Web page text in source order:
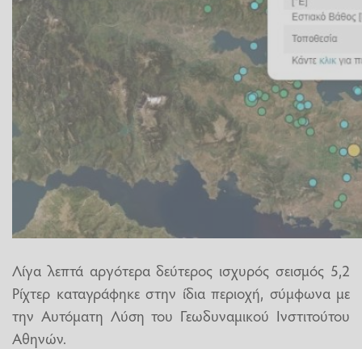
Λίγα λεπτά αργότερα δεύτερος ισχυρός σεισμός 5,2
Ρίχτερ καταγράφηκε στην ίδια περιοχή, σύμφωνα με
την Αυτόματη Λύση του Γεωδυναμικού Ινστιτούτου
Αθηνών.